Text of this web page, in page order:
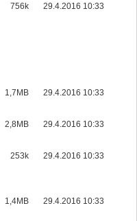
756k 29.4.2016 10:33
1,7MB 29.4.2016 10:33
2,8MB 29.4.2016 10:33
253k 29.4.2016 10:33
1,4MB 29.4.2016 10:33